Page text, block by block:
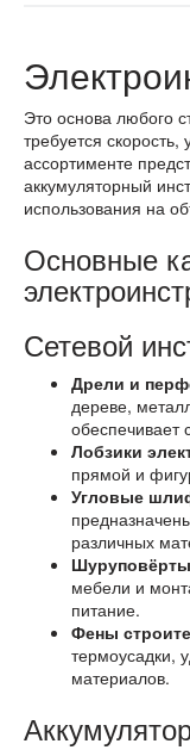
Это основа любого
требуется
ассортименте
аккумуляторный
использования на
Основные
Сетевой
Дрели и
дереве,
обеспечивает
Лобзики
прямой и
Угловые
различных
мебели и
питание.
Фены
термоусадки,
материалов.